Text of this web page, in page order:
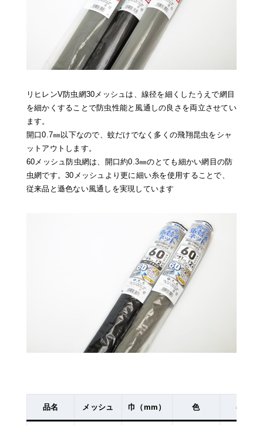
リヒレンV防虫網30メッシュは、線径を細くしたうえで網目
を細かくすることで防虫性能と風通しの良さを両立させてい
ます。
開口0.7㎜以下なので、蚊だけでなく多くの飛翔昆虫をシャ
ットアウトします。
60メッシュ防虫網は、開口約0.3㎜のとても細かい網目の防
虫網です。30メッシュより更に細い糸を使用することで、
従来品と遜色ない風通しを実現しています
品名 メッシュ 巾（mm） 色 巻量